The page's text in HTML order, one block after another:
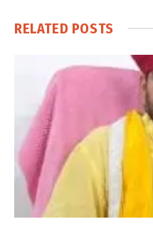
RELATED POSTS